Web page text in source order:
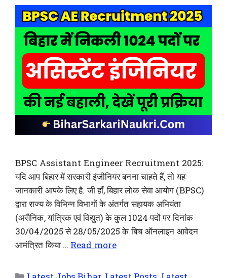
BPSC Assistant Engineer Recruitment 2025:
यदि आप बिहार में सरकारी इंजीनियर बनना चाहते हैं, तो यह
जानकारी आपके लिए है. जी हाँ, बिहार लोक सेवा आयोग (BPSC)
द्वारा राज्य के विभिन्न विभागों के अंतर्गत सहायक अभियंता
(असैनिक, यांत्रिक एवं विद्युत) के कुल 1024 पदों पर दिनांक
30/04/2025 से 28/05/2025 के बिच ऑनलाइन आवेदन
आमंत्रित किया … Read more